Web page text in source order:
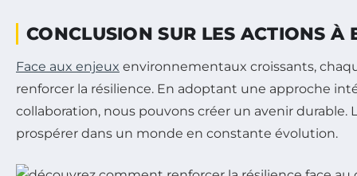
CONCLUSION SUR LES ACTIONS À
Face aux enjeux environnementaux croissants,
renforcer la résilience. En adoptant une approche
collaboration, nous pouvons créer un avenir
prospérer dans un monde en constante évolution.